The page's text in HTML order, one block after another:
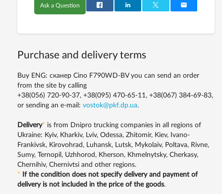
Ask a Question
Purchase and delivery terms
Buy ENG: сканер Cino F790WD-BV you can send an order
from the site by calling
+38(056) 720-90-37, +38(095) 470-65-11, +38(067) 384-69-83,
or sending an e-mail: vostok@pkf.dp.ua.
Delivery* is from Dnipro trucking companies in all regions of
Ukraine: Kyiv, Kharkiv, Lviv, Odessa, Zhitomir, Kiev, Ivano-
Frankivsk, Kirovohrad, Luhansk, Lutsk, Mykolaiv, Poltava, Rivne,
Sumy, Ternopil, Uzhhorod, Kherson, Khmelnytsky, Cherkasy,
Chernihiv, Chernivtsi and other regions.
*
If the condition does not specify delivery and payment of
delivery is not included in the price of the goods.